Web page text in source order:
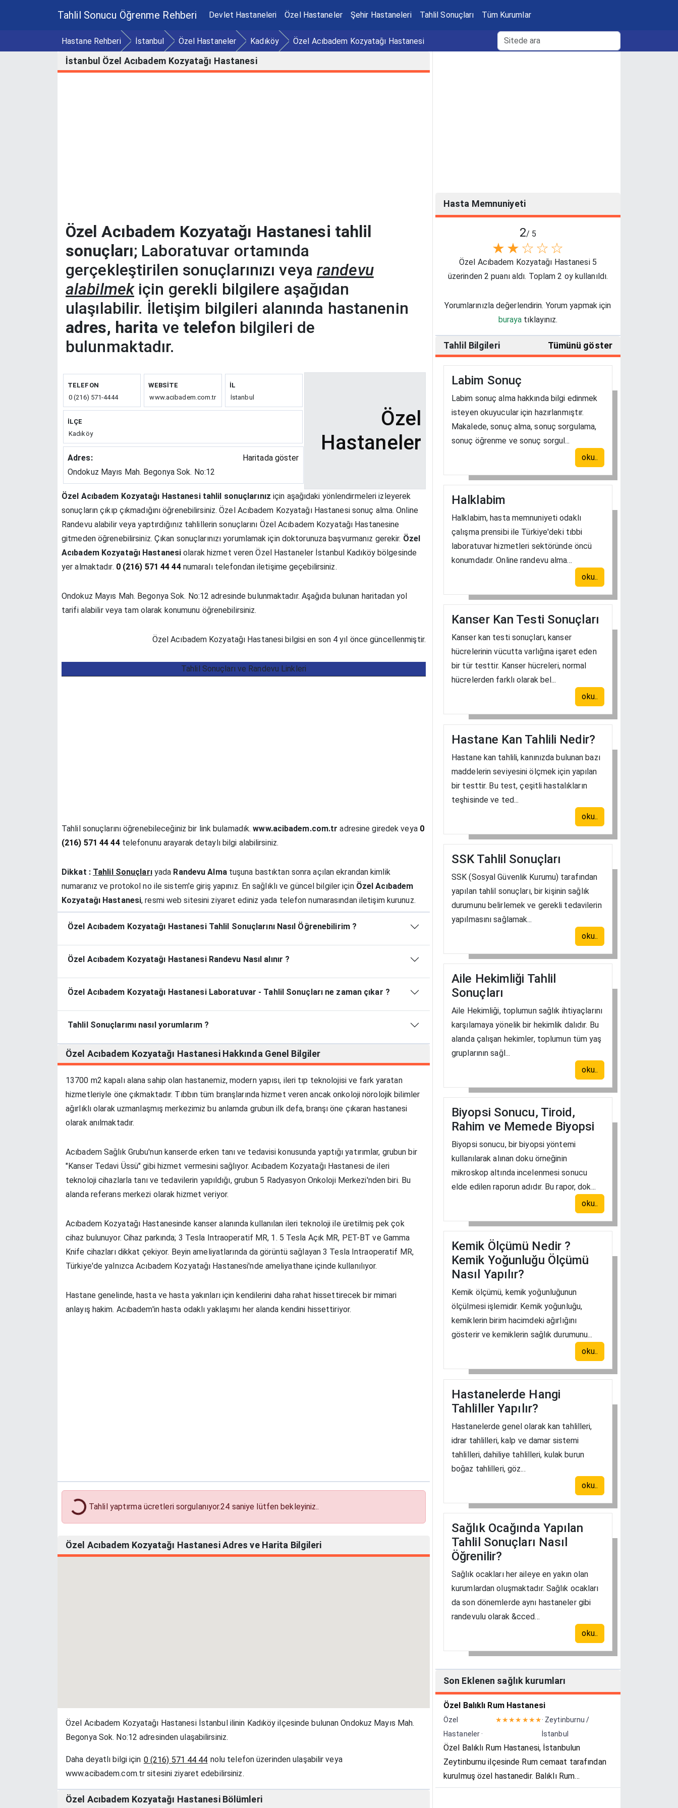
Tahlil Sonucu Öğrenme Rehberi Devlet Hastaneleri Özel Hastaneler Şehir Hastaneleri Tahlil Sonuçları Tüm Kurumlar
Hastane Rehberi İstanbul Özel Hastaneler Kadıköy Özel Acıbadem Kozyatağı Hastanesi
İstanbul Özel Acıbadem Kozyatağı Hastanesi
Özel Acıbadem Kozyatağı Hastanesi tahlil
sonuçları; Laboratuvar ortamında
gerçekleştirilen sonuçlarınızı veya randevu
alabilmekiçin gerekli bilgilere aşağıdan
ulaşılabilir. İletişim bilgileri alanında hastanenin
adres, harita ve telefon bilgileri de
bulunmaktadır.
TELEFON
0 (216) 571-4444
WEBSITE
www.acibadem.com.tr
İL
İstanbul
İLÇE
Kadıköy
Adres:
Haritada göster
Ondokuz Mayıs Mah. Begonya Sok. No:12
Özel
Hastaneler
Özel Acıbadem Kozyatağı Hastanesi tahlil sonuçlarınız için aşağıdaki yönlendirmeleri izleyerek
sonuçların çıkıp çıkmadığını öğrenebilirsiniz. Özel Acıbadem Kozyatağı Hastanesi sonuç alma. Online
Randevu alabilir veya yaptırdığınız tahlillerin sonuçlarını Özel Acıbadem Kozyatağı Hastanesine
gitmeden öğrenebilirsiniz. Çıkan sonuçlarınızı yorumlamak için doktorunuza başvurmanız gerekir. Özel
Acıbadem Kozyatağı Hastanesi olarak hizmet veren Özel Hastaneler İstanbul Kadıköy bölgesinde
yer almaktadır. 0 (216) 571 44 44numaralı telefondan iletişime geçebilirsiniz.
Ondokuz Mayıs Mah. Begonya Sok. No:12 adresinde bulunmaktadır. Aşağıda bulunan haritadan yol
tarifi alabilir veya tam olarak konumunu öğrenebilirsiniz.
Özel Acıbadem Kozyatağı Hastanesi bilgisi en son 4 yıl önce güncellenmiştir.
Tahlil Sonuçları ve Randevu Linkleri
Tahlil sonuçlarını öğrenebileceğiniz bir link bulamadık.www.acibadem.com.tr adresine giredek veya 0
(216) 571 44 44telefonunu arayarak detaylı bilgi alabilirsiniz.
Dikkat : Tahlil Sonuçlarıyada Randevu Almatuşuna bastıktan sonra açılan ekrandan kimlik
numaranız ve protokol no ile sistem'e giriş yapınız. En sağlıklı ve güncel bilgiler için Özel Acıbadem
Kozyatağı Hastanesi, resmi web sitesini ziyaret ediniz yada telefon numarasından iletişim kurunuz.
Özel Acıbadem Kozyatağı Hastanesi Tahlil Sonuçlarını Nasıl Öğrenebilirim ?
Özel Acıbadem Kozyatağı Hastanesi Randevu Nasıl alınır ?
Özel Acıbadem Kozyatağı Hastanesi Laboratuvar - Tahlil Sonuçları ne zaman çıkar ?
Tahlil Sonuçlarımı nasıl yorumlarım ?
Özel Acıbadem Kozyatağı Hastanesi Hakkında Genel Bilgiler
13700 m2 kapalı alana sahip olan hastanemiz, modern yapısı, ileri tıp teknolojisi ve fark yaratan
hizmetleriyle öne çıkmaktadır. Tıbbın tüm branşlarında hizmet veren ancak onkoloji nörolojik bilimler
ağırlıklı olarak uzmanlaşmış merkezimiz bu anlamda grubun ilk defa, branşı öne çıkaran hastanesi
olarak anılmaktadır.
Acıbadem Sağlık Grubu'nun kanserde erken tanı ve tedavisi konusunda yaptığı yatırımlar, grubun bir
"Kanser Tedavi Üssü" gibi hizmet vermesini sağlıyor. Acıbadem Kozyatağı Hastanesi de ileri
teknoloji cihazlarla tanı ve tedavilerin yapıldığı, grubun 5 Radyasyon Onkoloji Merkezi'nden biri. Bu
alanda referans merkezi olarak hizmet veriyor.
Acıbadem Kozyatağı Hastanesinde kanser alanında kullanılan ileri teknoloji ile üretilmiş pek çok
cihaz bulunuyor. Cihaz parkında; 3 Tesla Intraoperatif MR, 1. 5 Tesla Açık MR, PET-BT ve Gamma
Knife cihazları dikkat çekiyor. Beyin ameliyatlarında da görüntü sağlayan 3 Tesla Intraoperatif MR,
Türkiye'de yalnızca Acıbadem Kozyatağı Hastanesi'nde ameliyathane içinde kullanılıyor.
Hastane genelinde, hasta ve hasta yakınları için kendilerini daha rahat hissettirecek bir mimari
anlayış hakim. Acıbadem'in hasta odaklı yaklaşımı her alanda kendini hissettiriyor.
Tahlil Yaptırma Ücretleri Tahlil yaptırma ücretleri sorgulanıyor.23 saniye lütfen bekleyiniz..
Özel Acıbadem Kozyatağı Hastanesi Adres ve Harita Bilgileri
Özel Acıbadem Kozyatağı Hastanesi İstanbul ilinin Kadıköy ilçesinde bulunan Ondokuz Mayıs Mah.
Begonya Sok. No:12 adresinden ulaşabilirsiniz.
Daha deyatlı bilgi için 0 (216) 571 44 44 nolu telefon üzerinden ulaşabilir veya
www.acibadem.com.tr sitesini ziyaret edebilirsiniz.
Özel Acıbadem Kozyatağı Hastanesi Bölümleri
Hasta Memnuniyeti
2/ 5
☆
☆
☆
★
★
Özel Acıbadem Kozyatağı Hastanesi 5
üzerinden 2 puanı aldı. Toplam 2 oy kullanıldı.
Yorumlarınızla değerlendirin. Yorum yapmak için
buraya tıklayınız.
Tahlil Bilgileri Tümünü göster
Labim Sonuç
Labim sonuç alma hakkında bilgi edinmek
isteyen okuyucular için hazırlanmıştır.
Makalede, sonuç alma, sonuç sorgulama,
sonuç öğrenme ve sonuç sorgul...
oku..
Halklabim
Halklabim, hasta memnuniyeti odaklı
çalışma prensibi ile Türkiye'deki tıbbi
laboratuvar hizmetleri sektöründe öncü
konumdadır. Online randevu alma...
oku..
Kanser Kan Testi Sonuçları
Kanser kan testi sonuçları, kanser
hücrelerinin vücutta varlığına işaret eden
bir tür testtir. Kanser hücreleri, normal
hücrelerden farklı olarak bel...
oku..
Hastane Kan Tahlili Nedir?
Hastane kan tahlili, kanınızda bulunan bazı
maddelerin seviyesini ölçmek için yapılan
bir testtir. Bu test, çeşitli hastalıkların
teşhisinde ve ted...
oku..
SSK Tahlil Sonuçları
SSK (Sosyal Güvenlik Kurumu) tarafından
yapılan tahlil sonuçları, bir kişinin sağlık
durumunu belirlemek ve gerekli tedavilerin
yapılmasını sağlamak...
oku..
Aile Hekimliği Tahlil
Sonuçları
Aile Hekimliği, toplumun sağlık ihtiyaçlarını
karşılamaya yönelik bir hekimlik dalıdır. Bu
alanda çalışan hekimler, toplumun tüm yaş
gruplarının sağl...
oku..
Biyopsi Sonucu, Tiroid,
Rahim ve Memede Biyopsi
Biyopsi sonucu, bir biyopsi yöntemi
kullanılarak alınan doku örneğinin
mikroskop altında incelenmesi sonucu
elde edilen raporun adıdır. Bu rapor, dok...
oku..
Kemik Ölçümü Nedir ?
Kemik Yoğunluğu Ölçümü
Nasıl Yapılır?
Kemik ölçümü, kemik yoğunluğunun
ölçülmesi işlemidir. Kemik yoğunluğu,
kemiklerin birim hacimdeki ağırlığını
gösterir ve kemiklerin sağlık durumunu...
oku..
Hastanelerde Hangi
Tahliller Yapılır?
Hastanelerde genel olarak kan tahlilleri,
idrar tahlilleri, kalp ve damar sistemi
tahlilleri, dahiliye tahlilleri, kulak burun
boğaz tahlilleri, göz...
oku..
Sağlık Ocağında Yapılan
Tahlil Sonuçları Nasıl
Öğrenilir?
Sağlık ocakları her aileye en yakın olan
kurumlardan oluşmaktadır. Sağlık ocakları
da son dönemlerde aynı hastaneler gibi
randevulu olarak &cced...
oku..
Son Eklenen sağlık kurumları
Özel Balıklı Rum Hastanesi
Özel
Hastaneler ·
★★★★★★★· Zeytinburnu /
İstanbul
Özel Balıklı Rum Hastanesi, İstanbulun
Zeytinburnu ilçesinde Rum cemaat tarafından
kurulmuş özel hastanedir. Balıklı Rum
Hastanesi Vakfı tarafından yönetilir.